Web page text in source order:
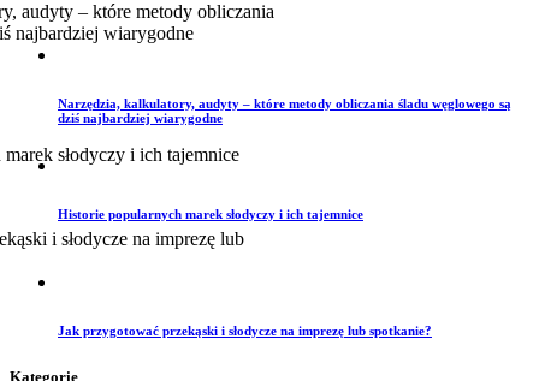
Narzędzia, kalkulatory, audyty – które metody obliczania śladu węglowego są
dziś najbardziej wiarygodne
Historie popularnych marek słodyczy i ich tajemnice
Jak przygotować przekąski i słodycze na imprezę lub spotkanie?
Kategorie